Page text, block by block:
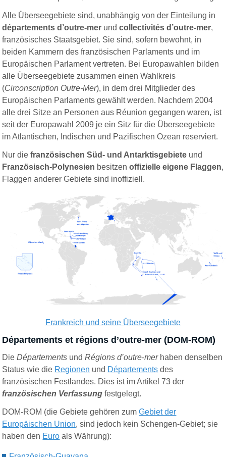
Alle Überseegebiete sind, unabhängig von der Einteilung in
départements d’outre-mer undcollectivités d’outre-mer,
französisches Staatsgebiet. Sie sind, sofern bewohnt, in
beiden Kammern des französischen Parlaments und im
Europäischen Parlament vertreten. Bei Europawahlen bilden
alle Überseegebiete zusammen einen Wahlkreis
(Circonscription Outre-Mer), in dem drei Mitglieder des
Europäischen Parlaments gewählt werden. Nachdem 2004
alle drei Sitze an Personen aus Réunion gegangen waren, ist
seit der Europawahl 2009 je ein Sitz für die Überseegebiete
im Atlantischen, Indischen und Pazifischen Ozean reserviert.
Nur die französischen Süd- und Antarktisgebiete und
Französisch-Polynesien besitzenoffizielle eigene Flaggen,
Flaggen anderer Gebiete sind inoffiziell.
Frankreich und seine Überseegebiete
Départements et régions d’outre-mer (DOM-ROM)
DieDépartements undRégions d’outre-merhaben denselben
Status wie die Regionen und Départements des
französischen Festlandes. Dies ist im Artikel 73 der
französischen Verfassung festgelegt.
DOM-ROM (die Gebiete gehören zumGebiet der
Europäischen Union, sind jedoch kein Schengen-Gebiet; sie
haben den Euro als Währung):